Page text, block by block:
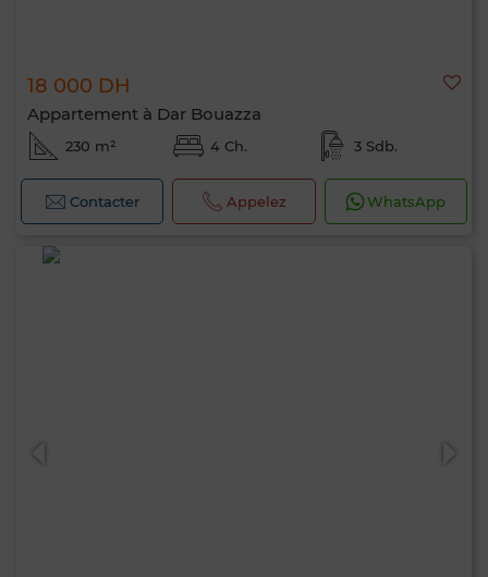
18 000 DH
Appartement à Dar Bouazza
230 m² 4 Ch. 3 Sdb.
Contacter Appelez WhatsApp